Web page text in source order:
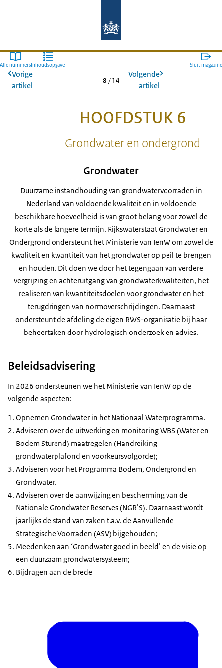
Alle nummers Inhoudsopgave Sluit magazine
Vorige
artikel
8 / 14
Volgende
artikel
HOOFDSTUK 6
Grondwater en ondergrond
Grondwater
Duurzame instandhouding van grondwatervoorraden in
Nederland van voldoende kwaliteit en in voldoende
beschikbare hoeveelheid is van groot belang voor zowel de
korte als de langere termijn. Rijkswaterstaat Grondwater en
Ondergrond ondersteunt het Ministerie van IenW om zowel de
kwaliteit en kwantiteit van het grondwater op peil te brengen
en houden. Dit doen we door het tegengaan van verdere
vergrijzing en achteruitgang van grondwaterkwaliteiten, het
realiseren van kwantiteitsdoelen voor grondwater en het
terugdringen van normoverschrijdingen. Daarnaast
ondersteunt de afdeling de eigen RWS-organisatie bij haar
beheertaken door hydrologisch onderzoek en advies.
Beleidsadvisering
In 2026 ondersteunen we het Ministerie van IenW op de
volgende aspecten:
Opnemen Grondwater in het Nationaal Waterprogramma.
Adviseren over de uitwerking en monitoring WBS (Water en
Bodem Sturend) maatregelen (Handreiking
grondwaterplafond en voorkeursvolgorde);
Adviseren voor het Programma Bodem, Ondergrond en
Grondwater.
Adviseren over de aanwijzing en bescherming van de
Nationale Grondwater Reserves (NGR’S). Daarnaast wordt
jaarlijks de stand van zaken t.a.v. de Aanvullende
Strategische Voorraden (ASV) bijgehouden;
Meedenken aan ‘Grondwater goed in beeld’ en de visie op
een duurzaam grondwatersysteem;
Bijdragen aan de brede